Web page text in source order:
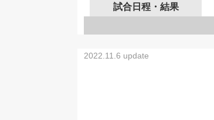
試合日程・結果
2022.11.6 update